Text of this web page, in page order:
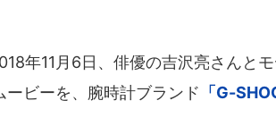
年11月6日、俳優の吉沢亮さんと
ビーを、腕時計ブランド 「G-